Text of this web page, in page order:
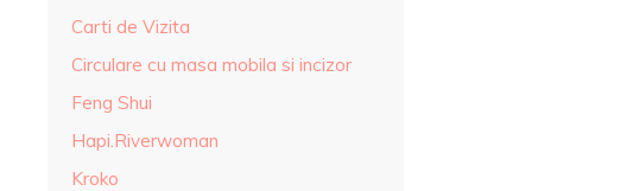
Carti de Vizita
Circulare cu masa mobila si incizor
Feng Shui
Hapi.Riverwoman
Kroko